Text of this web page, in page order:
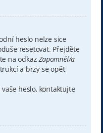
heslo nelze sice
resetovat. Přejděte
na odkazZapomněl/a
a brzy se opět
heslo, kontaktujte